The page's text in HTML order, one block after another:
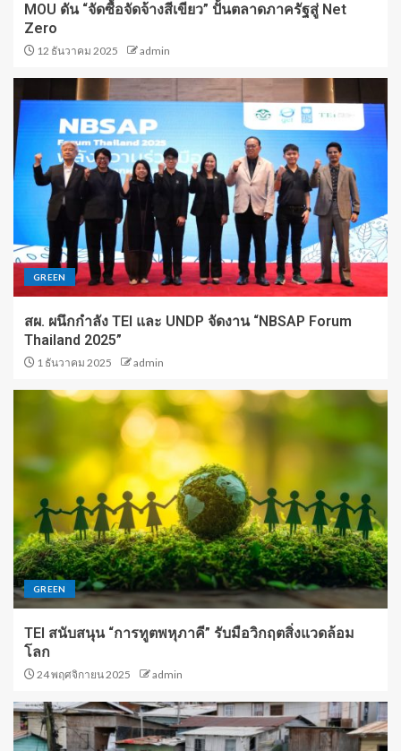
MOU ดัน “จัดซื้อจัดจ้างสีเขียว” ปั้นตลาดภาครัฐสู่ Net
Zero
12 ธันวาคม 2025 admin
GREEN
สผ. ผนึกกำลัง TEI และ UNDP จัดงาน “NBSAP Forum
Thailand 2025”
1 ธันวาคม 2025 admin
GREEN
TEI สนับสนุน “การทูตพหุภาคี” รับมือวิกฤตสิ่งแวดล้อม
โลก
24 พฤศจิกายน 2025 admin